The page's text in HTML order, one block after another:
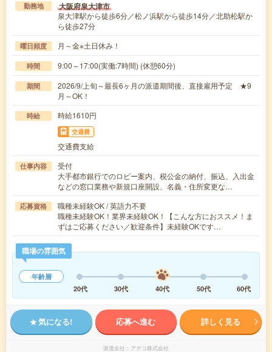
勤務地 大阪府泉大津市
泉大津駅から徒歩6分／松ノ浜駅から徒歩14分／北助松駅か
ら徒歩27分
曜日頻度 月～金※土日休み！
時間 9:00～17:00(実働:7時間) (休憩60分)
期間
2026/9/上旬～最長6ヶ月の派遣期間後、直接雇用予定 ★9
月～OK！
時給 時給1610円
交通費
交通費支給
仕事内容
受付
大手都市銀行でのロビー案内、税公金の納付、振込、入出金
などの窓口業務や新規口座開設、名義・住所変更な…
応募資格
職種未経験OK / 英語力不要
職種未経験OK！業界未経験OK！【こんな方におススメ！ま
ずはご応募ください／歓迎条件】未経験OKです…
職場の雰囲気
年齢層
20代
30代 40代 50代 60代
気になる! 応募へ進む 詳しく見る
派遣会社 アデコ株式会社